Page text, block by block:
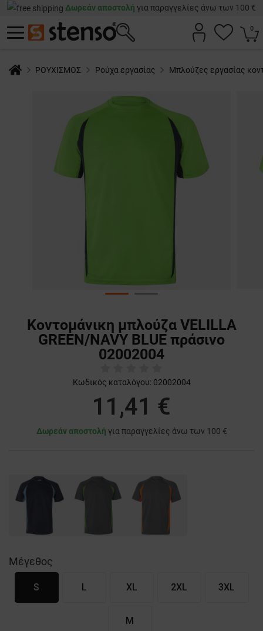
Δωρεάν αποστολή για παραγγελίες άνω των 100 €
0
ΡΟΥΧΙΣΜΟΣ Ρούχα εργασίας Μπλούζες εργασίας
Κοντομάνικη μπλούζα VELILLA
GREEN/NAVY BLUE πράσινο
02002004
Κωδικός καταλόγου: 02002004
11,41 €
Δωρεάν αποστολή για παραγγελίες άνω των 100 €
Μέγεθος
S L XL 2XL 3XL
M